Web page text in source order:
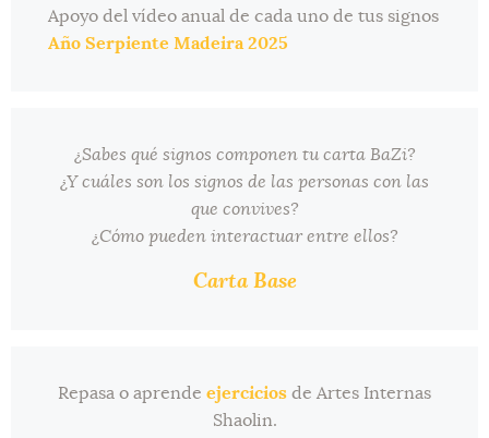
Apoyo del vídeo anual de cada uno de tus signos
Año Serpiente Madeira 2025
¿Sabes qué signos componen tu carta BaZi?
¿Y cuáles son los signos de las personas con las
que convives?
¿Cómo pueden interactuar entre ellos?
Carta Base
Repasa o aprende ejercicios de Artes Internas
Shaolin.